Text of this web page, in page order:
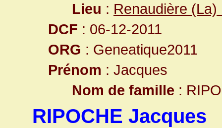
Lieu : Renaudière
DCF : 06-12-2011
ORG : Geneatique2011
Prénom : Jacques
Nom de famille :
RIPOCHE Jacques